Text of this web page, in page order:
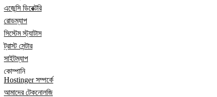
এজেন্সি ডিরেক্টরি
রোডম্যাপ
সিস্টেম স্ট্যাটাস
ট্রাস্ট সেন্টার
সাইটম্যাপ
কোম্পানি
Hostinger সম্পর্কে
আমাদের টেকনোলজি